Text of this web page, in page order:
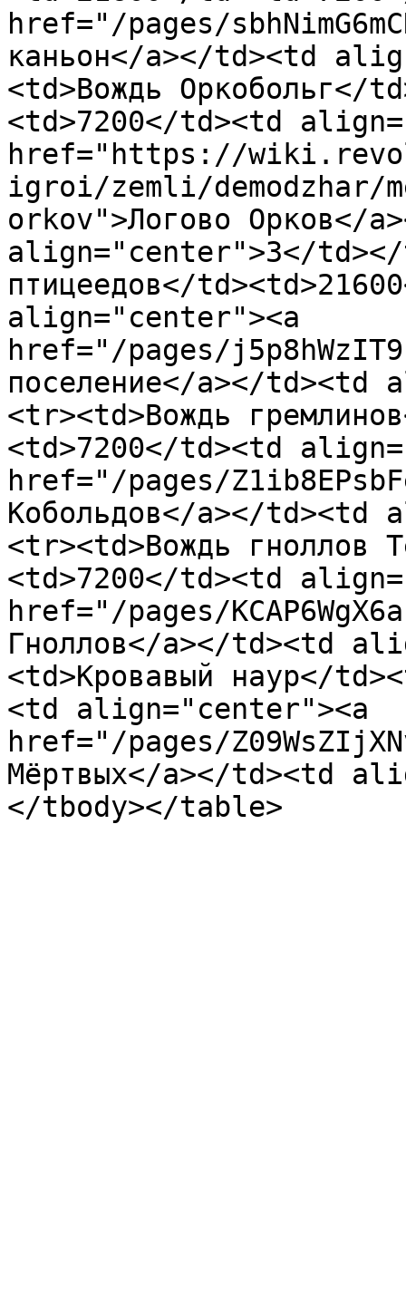
href="/pages/
каньон</a></td><td
<td>Вождь Оркобольг</
<td>7200</td><td
href="https://
igroi/zemli/demodzhar/
orkov">Логово Орков</
align="center">3</td></
птицеедов</
align="center"><a
href="/pages/
поселение</a></
<tr><td>Вождь
<td>7200</td><td
href="/pages/
Кобольдов</a></
<tr><td>Вождь гноллов
<td>7200</td><td
href="/pages/
Гноллов</a></td><td
<td>Кровавый наур</
<td align="center"><a
href="/pages/
Мёртвых</a></td><td